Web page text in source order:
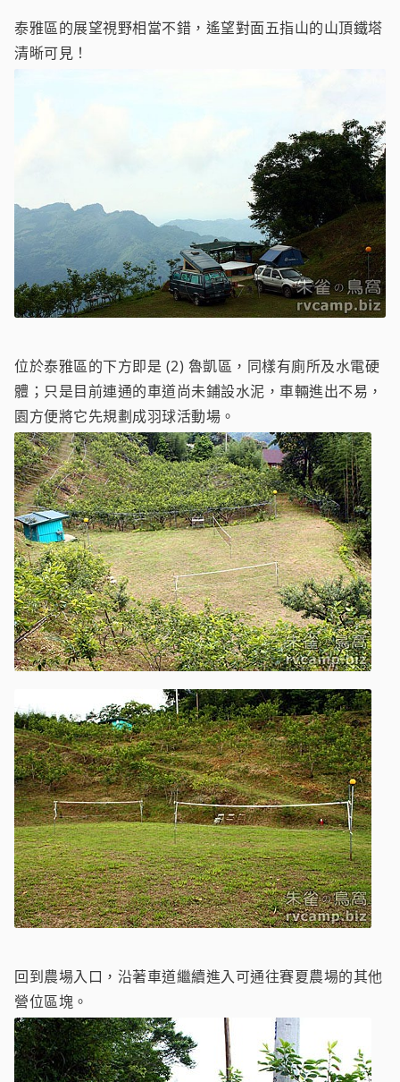
泰雅區的展望視野相當不錯，遙望對面五指山的山頂鐵塔
清晰可見！
位於泰雅區的下方即是 (2) 魯凱區，同樣有廁所及水電硬
體；只是目前連通的車道尚未鋪設水泥，車輛進出不易，
園方便將它先規劃成羽球活動場。
回到農場入口，沿著車道繼續進入可通往賽夏農場的其他
營位區塊。